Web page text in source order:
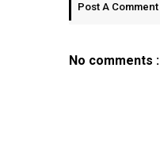
Post A Comment
No comments :